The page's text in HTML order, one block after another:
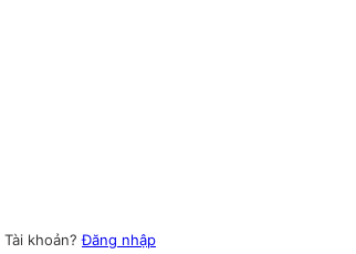
Tài khoản?Đăng nhập